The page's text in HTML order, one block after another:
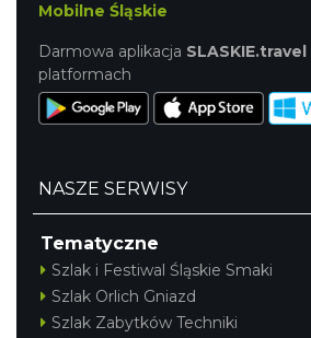
Mobilne Śląskie
Darmowa aplikacja SLASKIE.travel
platformach
NASZE SERWISY
Tematyczne
Szlak i Festiwal Śląskie Smaki
Szlak Orlich Gniazd
Szlak Zabytków Techniki